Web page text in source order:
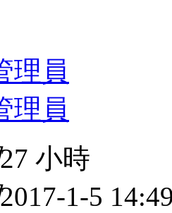
理員
理員
27 小時
2017-1-5